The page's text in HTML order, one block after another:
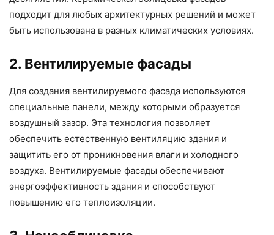
подходит для любых архитектурных решений и может
быть использована в разных климатических условиях.
2. Вентилируемые фасады
Для создания вентилируемого фасада используются
специальные панели, между которыми образуется
воздушный зазор. Эта технология позволяет
обеспечить естественную вентиляцию здания и
защитить его от проникновения влаги и холодного
воздуха. Вентилируемые фасады обеспечивают
энергоэффективность здания и способствуют
повышению его теплоизоляции.